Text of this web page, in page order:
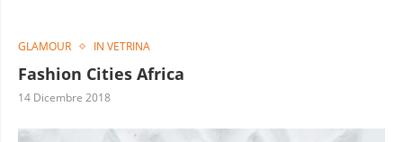
GLAMOUR IN VETRINA
Fashion Cities Africa
14 Dicembre 2018